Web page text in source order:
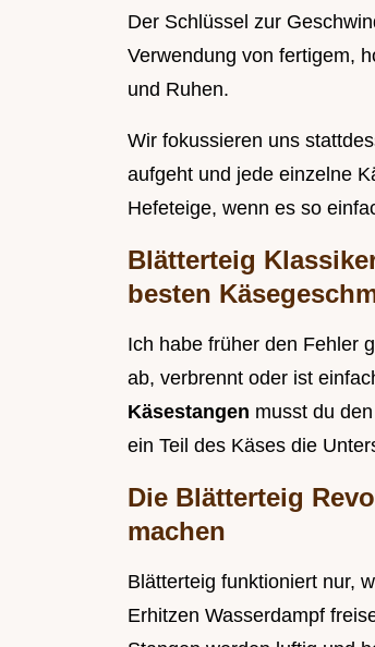
Der Schlüssel zur
Verwendung von fertigem,
und Ruhen.
Wir fokussieren uns
aufgeht und jede einzelne
Hefeteige, wenn es so
Blätterteig
besten
Ich habe früher den Fehler
ab, verbrennt oder ist
Käsestangen musst du
ein Teil des Käses die
Die Blätterteig
machen
Blätterteig funktioniert nur,
Erhitzen Wasserdampf